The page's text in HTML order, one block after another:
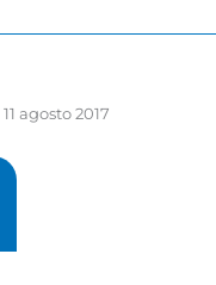
11 agosto 2017